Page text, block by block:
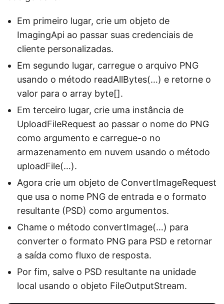
Em primeiro lugar, crie um objeto de
ImagingApi ao passar suas credenciais de
cliente personalizadas.
Em segundo lugar, carregue o arquivo PNG
usando o método readAllBytes(…) e retorne o
valor para o array byte[].
Em terceiro lugar, crie uma instância de
UploadFileRequest ao passar o nome do PNG
como argumento e carregue-o no
armazenamento em nuvem usando o método
uploadFile(…).
Agora crie um objeto de ConvertImageRequest
que usa o nome PNG de entrada e o formato
resultante (PSD) como argumentos.
Chame o método convertImage(…) para
converter o formato PNG para PSD e retornar
a saída como fluxo de resposta.
Por fim, salve o PSD resultante na unidade
local usando o objeto FileOutputStream.